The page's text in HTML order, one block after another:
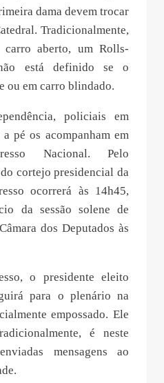
dama devem trocar
Tradicionalmente,
aberto, um Rolls-
está definido se o
ou em carro blindado.
policiais em
pé os acompanham em
Nacional. Pelo
cortejo presidencial da
ocorrerá às 14h45,
da sessão solene de
dos Deputados às
o presidente eleito
para o plenário na
empossado. Ele
é neste
mensagens ao